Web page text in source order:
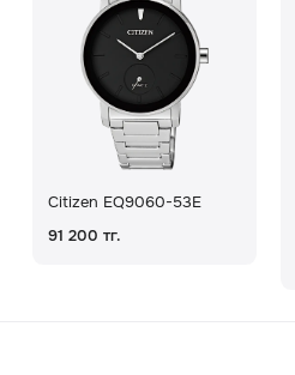
Citizen EQ9060-53E
91 200 тг.